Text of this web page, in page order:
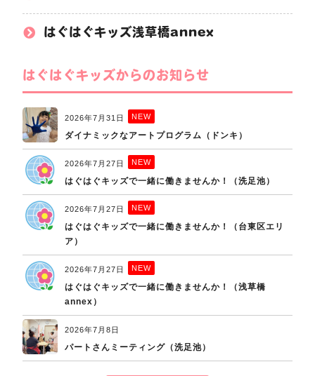
はぐはぐキッズ浅草橋annex
はぐはぐキッズからのお知らせ
2026年7月31日 NEW
ダイナミックなアートプログラム（ドンキ）
2026年7月27日 NEW
はぐはぐキッズで一緒に働きませんか！（洗足池）
2026年7月27日 NEW
はぐはぐキッズで一緒に働きませんか！（台東区エリ
ア）
2026年7月27日 NEW
はぐはぐキッズで一緒に働きませんか！（浅草橋
annex）
2026年7月8日
パートさんミーティング（洗足池）